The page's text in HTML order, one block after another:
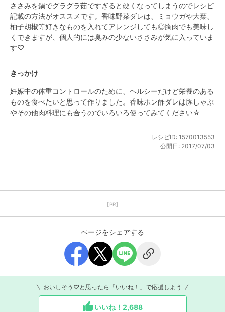
ささみを鍋でグラグラ茹ですぎると硬くなってしまうのでレシピ
記載の方法がオススメです。香味野菜ダレは、ミョウガや大葉、
柚子胡椒等好きなものを入れてアレンジしても◎胸肉でも美味し
くできますが、個人的には臭みの少ないささみが気に入っていま
す♡
きっかけ
妊娠中の体重コントロールのために、ヘルシーだけど栄養のある
ものを食べたいと思って作りました。香味ポン酢ダレは豚しゃぶ
やその他肉料理にも合うのでいろいろ使ってみてください☆
レシピID: 1570013553
公開日: 2017/07/03
【PR】
ページをシェアする
おいしそう♡と思ったら「いいね！」で応援しよう
いいね！ 2,688